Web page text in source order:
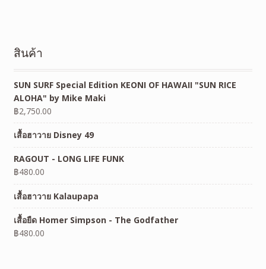
สินค้า
SUN SURF Special Edition KEONI OF HAWAII "SUN RICE
ALOHA" by Mike Maki
฿2,750.00
เสื้อฮาวาย Disney 49
RAGOUT - LONG LIFE FUNK
฿480.00
เสื้อฮาวาย Kalaupapa
เสื้อยืด Homer Simpson - The Godfather
฿480.00